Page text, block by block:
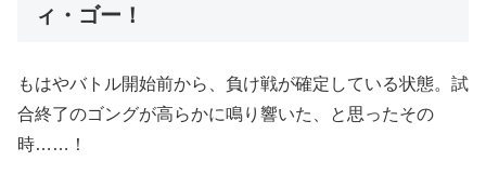
ィ・ゴー！
もはやバトル開始前から、負け戦が確定している状態。試
合終了のゴングが高らかに鳴り響いた、と思ったその
時……！